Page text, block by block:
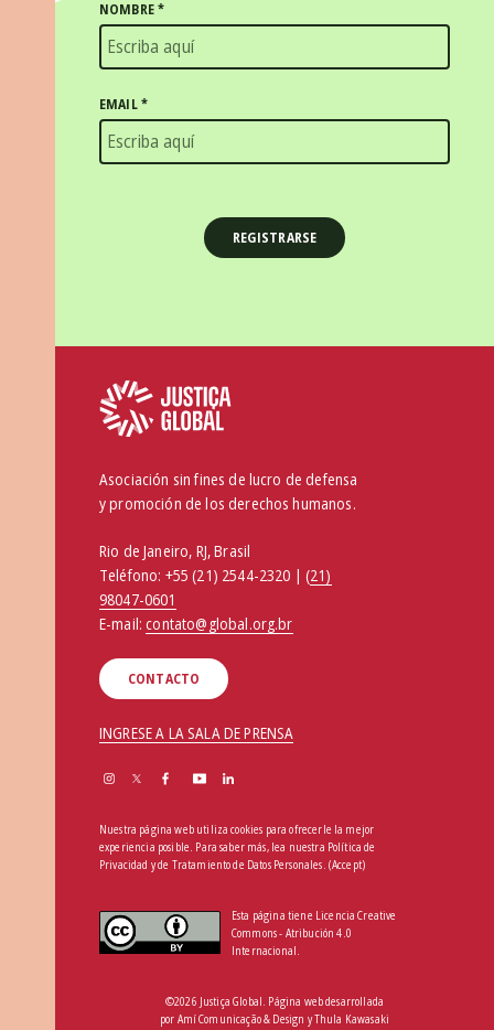
NOMBRE*
EMAIL*
Asociación sin fines de lucro de defensa
y promoción de los derechos humanos.
Rio de Janeiro, RJ, Brasil
Teléfono: +55 (21) 2544-2320 | (21)
98047-0601
E-mail:contato@global.org.br
CONTACTO
INGRESE A LA SALA DE PRENSA
Nuestra página web utiliza cookies para ofrecerle la mejor
experiencia posible. Para saber más, lea nuestra Política de
Privacidad y de Tratamiento de Datos Personales (Accept)
Esta página tiene Licencia Creative
Commons - Atribución 4.0
Internacional.
©2026 Justiça Global. Página web desarrollada
por Amí Comunicação & Design yThula Kawasaki